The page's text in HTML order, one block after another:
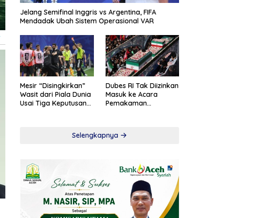
Jelang Semifinal Inggris vs Argentina, FIFA
Mendadak Ubah Sistem Operasional VAR
Mesir “Disingkirkan”
Wasit dari Piala Dunia
Usai Tiga Keputusan
Dubes RI Tak Diizinkan
Masuk ke Acara
Pemakaman
Selengkapnya